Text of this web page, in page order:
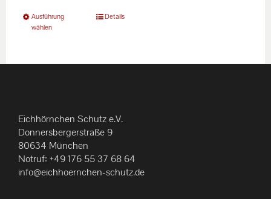
Ausführung
wählen
Dieses
mehrere
Die
Optionen
auf
der
Details
Eichhörnchen Schutz e.V.
Donnersbergerstraße 9
80634 München
Notruf: +49 176 55 37 68 64
info@eichhoernchen-schutz.de